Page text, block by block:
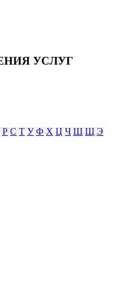
УСЛУГ
Р С Т У Ф Х Ц Ч Ш Щ Э